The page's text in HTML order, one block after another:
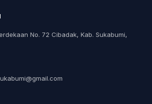
No. 72 Cibadak, Kab. Sukabumi,